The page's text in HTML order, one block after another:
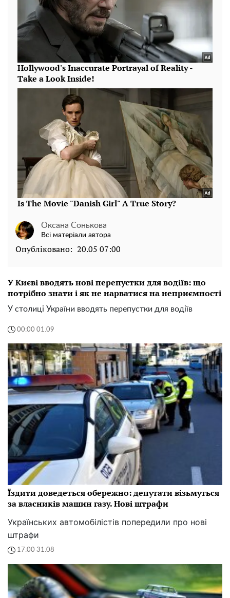
Оксана Сонькова
Всі матеріали автора
Опубліковано: 20.05 07:00
У Києві вводять нові перепустки для водіїв: що
потрібно знати і як не нарватися на неприємності
У столиці України вводять перепустки для водіїв
00:00 01.09
Їздити доведеться обережно: депутати візьмуться
за власників машин газу. Нові штрафи
Українських автомобілістів попередили про нові
штрафи
17:00 31.08